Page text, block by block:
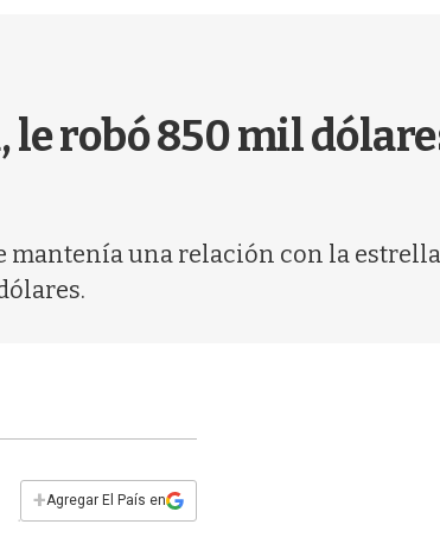
robó 850 mil
mantenía una relación con la
+Agregar El País en